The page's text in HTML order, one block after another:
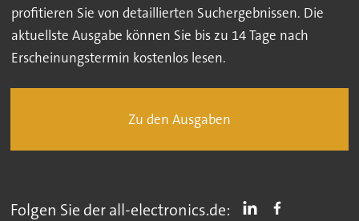
profitieren Sie von detaillierten Suchergebnissen. Die
aktuellste Ausgabe können Sie bis zu 14 Tage nach
Erscheinungstermin kostenlos lesen.
Zu den Ausgaben
Folgen Sie der all-electronics.de: